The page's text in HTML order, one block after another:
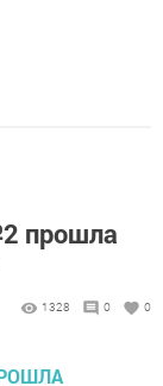
прошла
1328 0 0